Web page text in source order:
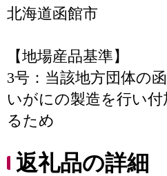
北海道函館市
【地場産品基準】
3号：当該地方団体の
いがにの製造を行い
るため
返礼品の詳細